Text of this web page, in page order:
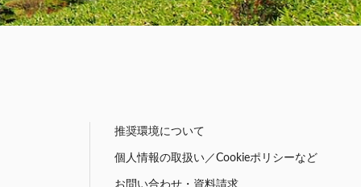
推奨環境について
個人情報の取扱い／Cookieポリシーなど
お問い合わせ・資料請求